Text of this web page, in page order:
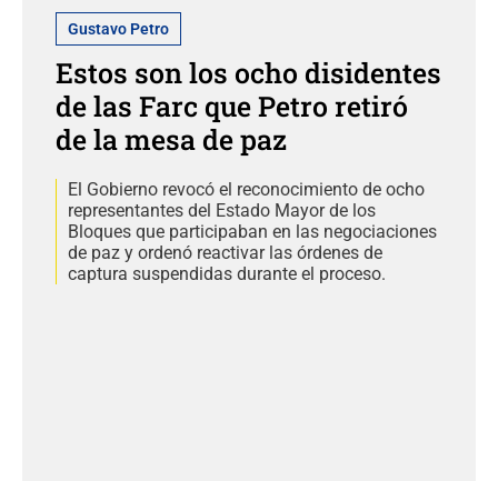
Gustavo Petro
Estos son los ocho disidentes
de las Farc que Petro retiró
de la mesa de paz
El Gobierno revocó el reconocimiento de ocho
representantes del Estado Mayor de los
Bloques que participaban en las negociaciones
de paz y ordenó reactivar las órdenes de
captura suspendidas durante el proceso.